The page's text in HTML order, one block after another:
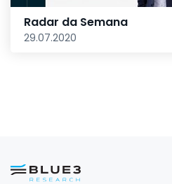
Radar da Semana
29.07.2020